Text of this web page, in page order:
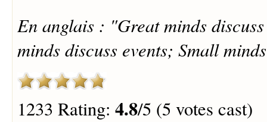
En anglais : "Great minds
minds discuss events; Small
1233 Rating: 4.8/5 (5 votes cast)